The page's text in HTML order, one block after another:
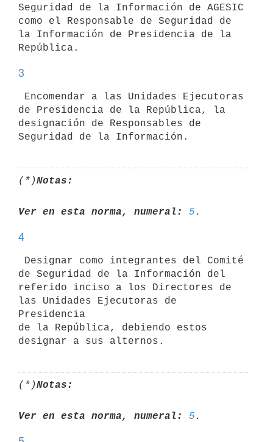
Seguridad de la Información de AGESIC
como el Responsable de Seguridad de
la Información de Presidencia de la
3
de Presidencia de la República, la
designación de Responsables de
(*)Notas:
Ver en esta norma, numeral: 5
4
de Seguridad de la Información del
referido inciso a los Directores de
las Unidades Ejecutoras de
Presidencia
de la República, debiendo estos
(*)Notas:
Ver en esta norma, numeral: 5